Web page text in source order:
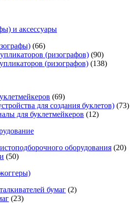
и аксессуары
(66)
(ризографов) (90)
(ризографов) (138)
(69)
для создания буклетов) (73)
для буклетмейкеров (12)
оборудования (20)
(50)
бумаг (2)
(23)